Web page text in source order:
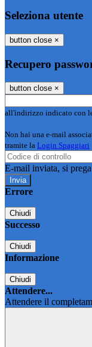
Seleziona utente
button close ×
Recupero
button close ×
all'indirizzo indicato con
Non hai una e-mail
tramite la Login Spaggiari
E-mail inviata, si
Errore
Chiudi
Successo
Chiudi
Informazione
Chiudi
Attendere...
Attendere il